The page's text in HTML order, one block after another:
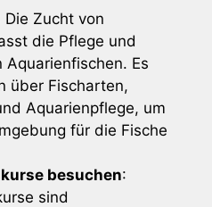
Die Zucht von
die Pflege und
Aquarienfischen. Es
über Fischarten,
Aquarienpflege, um
für die Fische
besuchen:
sind